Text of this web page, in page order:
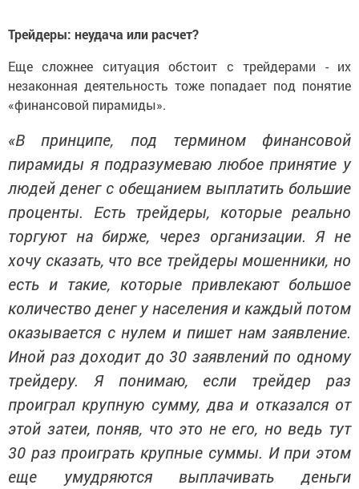
Трейдеры: неудача или расчет?
Еще сложнее ситуация обстоит с трейдерами - их
незаконная деятельность тоже попадает под понятие
«финансовой пирамиды».
«В принципе, под термином финансовой
пирамиды я подразумеваю любое принятие у
людей денег с обещанием выплатить большие
проценты. Есть трейдеры, которые реально
торгуют на бирже, через организации. Я не
хочу сказать, что все трейдеры мошенники, но
есть и такие, которые привлекают большое
количество денег у населения и каждый потом
оказывается с нулем и пишет нам заявление.
Иной раз доходит до 30 заявлений по одному
трейдеру. Я понимаю, если трейдер раз
проиграл крупную сумму, два и отказался от
этой затеи, поняв, что это не его, но ведь тут
30 раз проиграть крупные суммы. И при этом
еще умудряются выплачивать деньги